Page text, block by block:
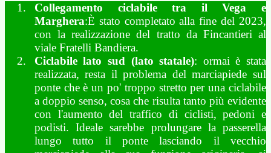
Collegamento ciclabile tra il Vega e
Marghera:È stato completato alla fine del 2023,
con la realizzazione del tratto da Fincantieri al
viale Fratelli Bandiera.
Ciclabile lato sud (lato statale): ormai è stata
realizzata, resta il problema del marciapiede sul
ponte che è un po' troppo stretto per una ciclabile
a doppio senso, cosa che risulta tanto più evidente
con l'aumento del traffico di ciclisti, pedoni e
podisti. Ideale sarebbe prolungare la passerella
lungo tutto il ponte lasciando il vecchio